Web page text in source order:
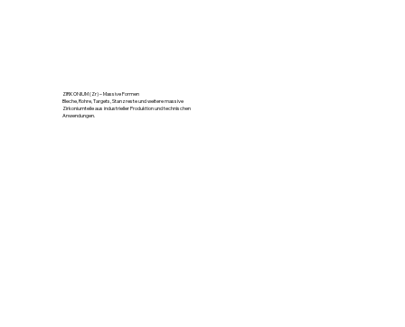
ZIRKONIUM (Zr) – Massive Formen
Bleche, Rohre, Targets, Stanzreste und weitere massive
Zirkoniumteile aus industrieller Produktion und technischen
Anwendungen.